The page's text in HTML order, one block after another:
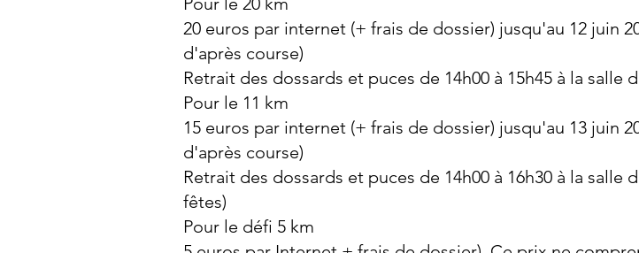
20 euros par internet (+ frais de dossier) jusqu'au 12 juin
d'après course)
Retrait des dossards et puces de 14h00 à 15h45 à la salle
Pour le 11 km
15 euros par internet (+ frais de dossier) jusqu'au 13 juin
d'après course)
Retrait des dossards et puces de 14h00 à 16h30 à la salle
fêtes)
Pour le défi 5 km